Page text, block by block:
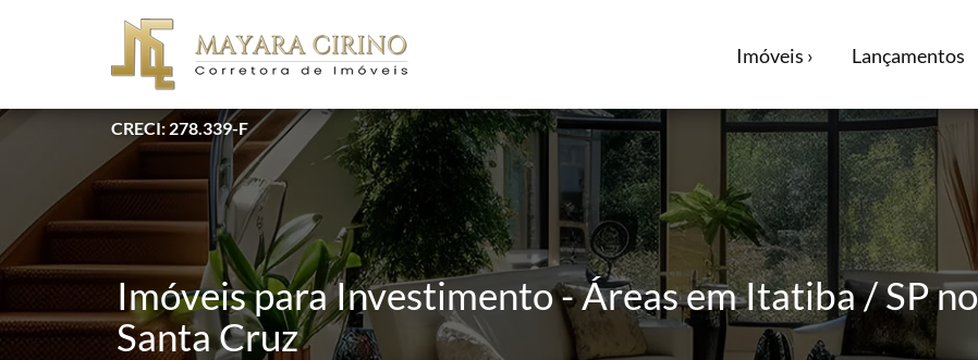
CRECI: 278.339-F
Imóveis › Lançamentos
Imóveis para Investimento - Áreas em Itatiba / SP
Santa Cruz